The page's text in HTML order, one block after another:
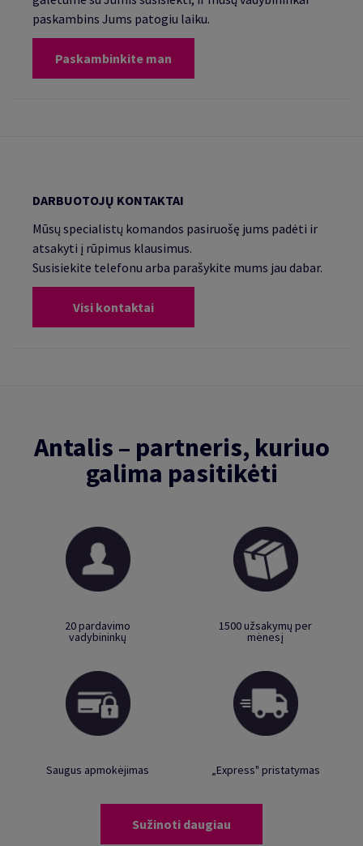
paskambins Jums patogiu laiku.
Paskambinkite man
DARBUOTOJŲ KONTAKTAI
Mūsų specialistų komandos pasiruošę jums padėti ir
atsakyti į rūpimus klausimus.
Susisiekite telefonu arba parašykite mums jau dabar.
Visi kontaktai
Antalis – partneris, kuriuo
galima pasitikėti
20 pardavimo
vadybininkų
1500 užsakymų per
mėnesį
Saugus apmokėjimas „Express" pristatymas
Sužinoti daugiau